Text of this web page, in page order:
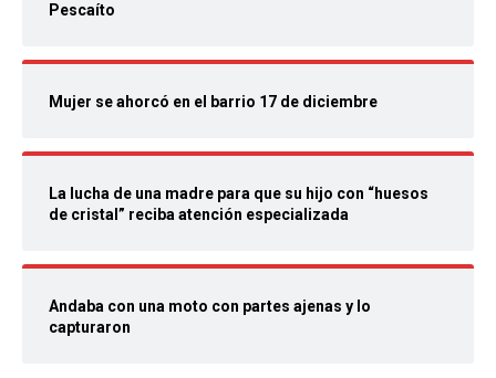
Pescaíto
Mujer se ahorcó en el barrio 17 de diciembre
La lucha de una madre para que su hijo con “huesos
de cristal” reciba atención especializada
Andaba con una moto con partes ajenas y lo
capturaron